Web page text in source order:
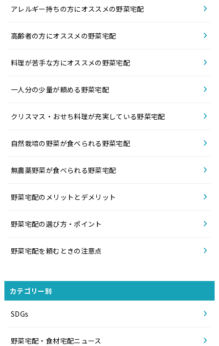
アレルギー持ちの方にオススメの野菜宅配
高齢者の方にオススメの野菜宅配
料理が苦手な方にオススメの野菜宅配
一人分の少量が頼める野菜宅配
クリスマス・おせち料理が充実している野菜宅配
自然栽培の野菜が食べられる野菜宅配
無農薬野菜が食べられる野菜宅配
野菜宅配のメリットとデメリット
野菜宅配の選び方・ポイント
野菜宅配を頼むときの注意点
カテゴリー別
SDGs
野菜宅配・食材宅配ニュース